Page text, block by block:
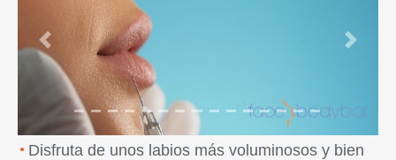
Previous Next
Disfruta de unos labios más voluminosos y bien